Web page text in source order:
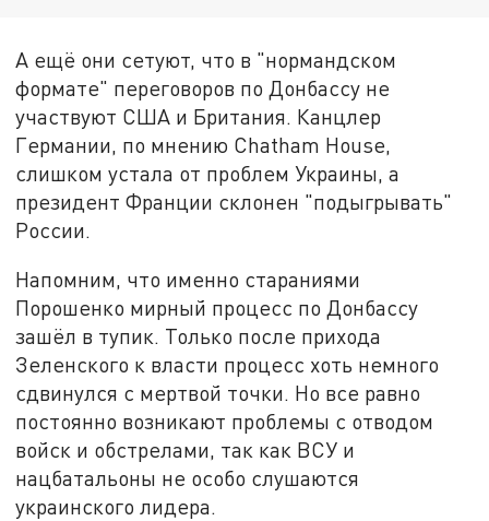
А ещё они сетуют, что в "нормандском
формате" переговоров по Донбассу не
участвуют США и Британия. Канцлер
Германии, по мнению Chatham House,
слишком устала от проблем Украины, а
президент Франции склонен "подыгрывать"
России.
Напомним, что именно стараниями
Порошенко мирный процесс по Донбассу
зашёл в тупик. Только после прихода
Зеленского к власти процесс хоть немного
сдвинулся с мертвой точки. Но все равно
постоянно возникают проблемы с отводом
войск и обстрелами, так как ВСУ и
нацбатальоны не особо слушаются
украинского лидера.